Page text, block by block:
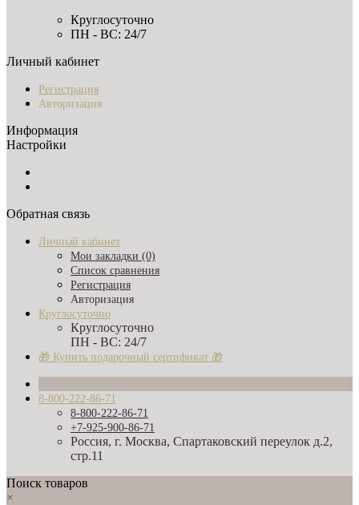
Круглосуточно
ПН - ВС: 24/7
Личный кабинет
Регистрация
Авторизация
Информация
Настройки
Обратная связь
Личный кабинет
Мои закладки (0)
Список сравнения
Регистрация
Авторизация
Круглосуточно
Круглосуточно
ПН - ВС: 24/7
🎁 Купить подарочный сертификат 🎁
8-800-222-86-71
8-800-222-86-71
+7-925-900-86-71
Россия, г. Москва, Спартаковский переулок д.2,
стр.11
Поиск товаров
×